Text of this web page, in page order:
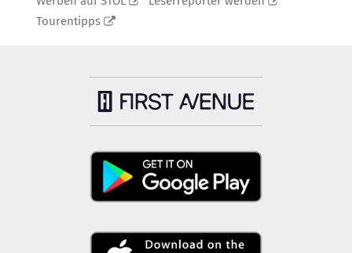
Tourentipps